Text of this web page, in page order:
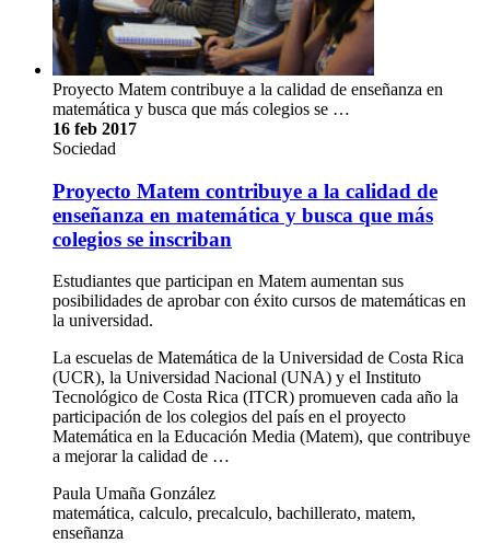
Proyecto Matem contribuye a la calidad de enseñanza en
matemática y busca que más colegios se …
16 feb 2017
Sociedad
Proyecto Matem contribuye a la calidad de
enseñanza en matemática y busca que más
colegios se inscriban
Estudiantes que participan en Matem aumentan sus
posibilidades de aprobar con éxito cursos de matemáticas en
la universidad.
La escuelas de Matemática de la Universidad de Costa Rica
(UCR), la Universidad Nacional (UNA) y el Instituto
Tecnológico de Costa Rica (ITCR) promueven cada año la
participación de los colegios del país en el proyecto
Matemática en la Educación Media (Matem), que contribuye
a mejorar la calidad de …
Paula Umaña González
matemática, calculo, precalculo, bachillerato, matem,
enseñanza